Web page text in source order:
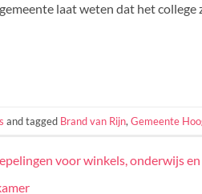
laat weten dat het
and tagged Brand van Rijn, Gemeente
voor winkels, onderwijs